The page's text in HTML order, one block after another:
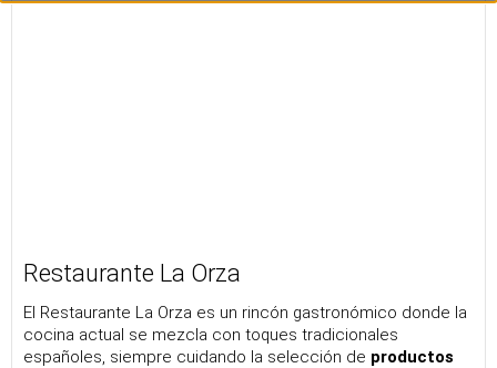
Restaurante La Orza
El Restaurante La Orza es un rincón gastronómico donde la
cocina actual se mezcla con toques tradicionales
españoles, siempre cuidando la selección de productos